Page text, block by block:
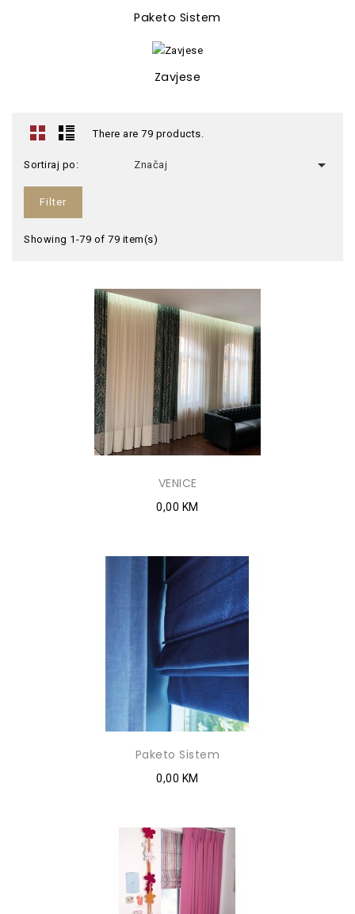
Paketo Sistem
Zavjese
There are 79 products.
Sortiraj po: Značaj 
Filter
Showing 1-79 of 79 item(s)
VENICE
0,00 KM
Paketo Sistem
0,00 KM